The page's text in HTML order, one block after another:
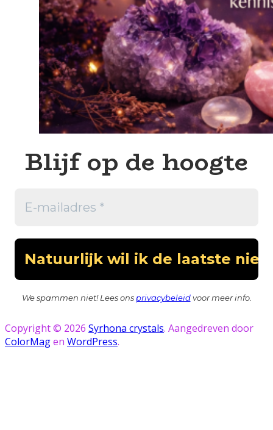
Blijf op de hoogte
We spammen niet! Lees ons privacybeleidvoor meer info.
Copyright © 2026 Syrhona crystals. Aangedreven door
ColorMagen WordPress.